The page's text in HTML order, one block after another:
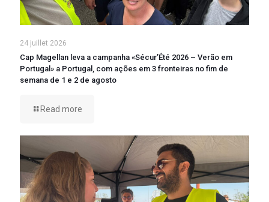
24 juillet 2026
Cap Magellan leva a campanha «Sécur’Été 2026 – Verão em
Portugal» a Portugal, com ações em 3 fronteiras no fim de
semana de 1 e 2 de agosto
Read more